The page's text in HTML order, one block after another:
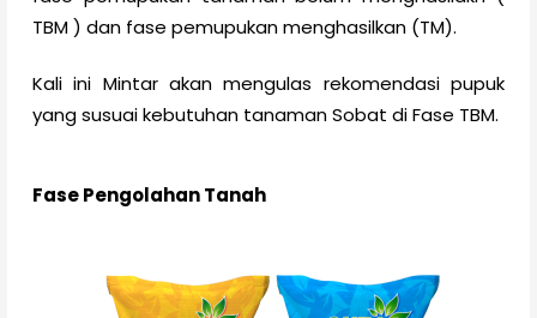
TBM ) dan fase pemupukan menghasilkan (TM).
Kali ini Mintar akan mengulas rekomendasi pupuk
yang susuai kebutuhan tanaman Sobat di Fase TBM.
Fase Pengolahan Tanah